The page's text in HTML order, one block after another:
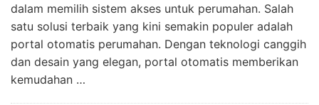
dalam memilih sistem akses untuk perumahan. Salah
satu solusi terbaik yang kini semakin populer adalah
portal otomatis perumahan. Dengan teknologi canggih
dan desain yang elegan, portal otomatis memberikan
kemudahan …